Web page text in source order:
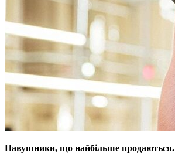
Навушники, що найбільше продаються.